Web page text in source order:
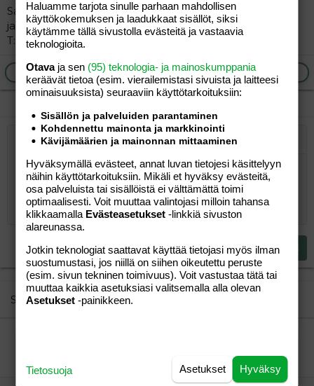
Saisinko sähköpostiosotteesi??? mun on:
jansku_20@hotmail.com joten mailaatko sinne???
T:Janika + Lapset
Ilmoita asiaton viesti
LihavoituKursivoitu
Laajennettuun editoriin…
Lista
Järjestetty lista
Järjestämätön lista
Suurenna sisennystä
Pienennä sisennystä
Laajennettuun editoriin…
Lisää hyperlinkki
Lisää kuva
HymiötLaajennettuun
Kumoa
Fontin koko
9
10
12
15
18
22
26
TekstiväriKirjasintyyli
Arial
Book Antiqua
Courier New
Tahoma
Times New Roman
Trebuchet MS
YliviivaaAlleviivattu
Rivinsisäinen koodi
Rivinsisäinen spoiler
Tasaus Tasaa vasemmalle
Keskitä
Tasaa oikealle
Paragraph format
Normal
Heading 1
Heading 2
Heading 3
LainausLisää video/media
Lisää taulukko
Insert horizontal line
SpoilerKoodi
Tee uudelleen
BBCode-näkymä
Poista muotoilu
LuonnoksetTallenna luonnos
Poista luonnos
Kirjoita vastaus...
Lähetä vastaus
Similar threads
Perhe-elämä
Haluamme tarjota sinulle parhaan mahdollisen
käyttökokemuksen ja laadukkaat sisällöt, siksi
käytämme tällä sivustolla evästeitä ja vastaavia
teknologioita.
Otavaja sen (95) teknologia- ja mainoskumppania
keräävät tietoa (esim. vierailemis­tasi sivuista ja laitteesi
ominaisuuk­sista) seuraaviin käyttötarkoituksiin:
Sisällön ja palveluiden parantaminen
Kohdennettu mainonta ja markkinointi
Kävijämäärien ja mainonnan mittaaminen
Hyväksymällä evästeet, annat luvan tietojesi käsittelyyn
näihin käyttötarkoituksiin. Mikäli et hyväksy evästeitä,
osa palveluista tai sisällöistä ei välttämättä toimi
optimaalisesti. Voit muuttaa valintojasi milloin tahansa
klikkaamalla Evästeasetukset -linkkiä sivuston
alareunassa.
Jotkin teknologiat saattavat käyttää tietojasi myös ilman
suostumustasi, jos niillä on siihen oikeutettu peruste
(esim. sivun tekninen toimivuus). Voit vastustaa tätä tai
muuttaa kaikkia asetuksiasi valitsemalla alla olevan
Asetukset -painikkeen.
Hyväksy
Asetukset
Tietosuoja